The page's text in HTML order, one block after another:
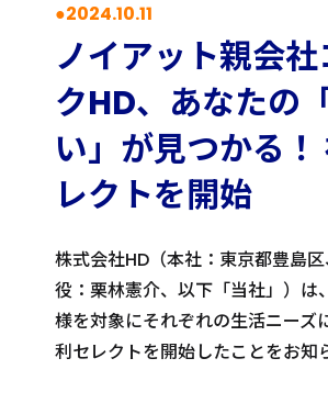
2024.10.11
ノイアット親会社
クHD、あなたの
い」が見つかる！
レクトを開始
株式会社HD（本社：東京都豊島
役：栗林憲介、以下「当社」）は
様を対象にそれぞれの生活ニーズ
利セレクトを開始したことをお知